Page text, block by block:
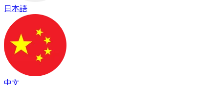
日本語
中文